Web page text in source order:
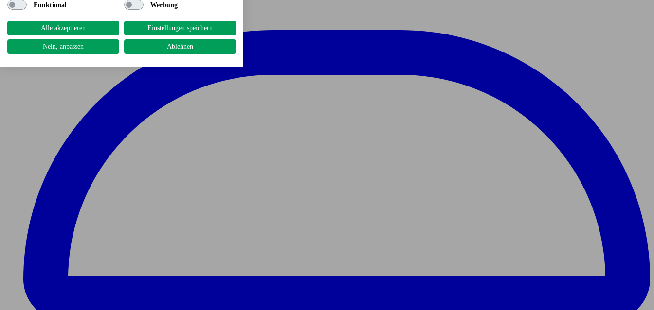
Funktional Werbung
Alle akzeptieren Einstellungen speichern
Nein, anpassen Ablehnen